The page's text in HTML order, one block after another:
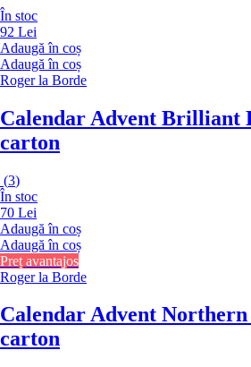
În stoc
92 Lei
Adaugă în coș
Adaugă în coș
Roger la Borde
Calendar Advent Brilliant
carton
(3)
În stoc
70 Lei
Adaugă în coș
Adaugă în coș
Preț avantajos
Roger la Borde
Calendar Advent
carton